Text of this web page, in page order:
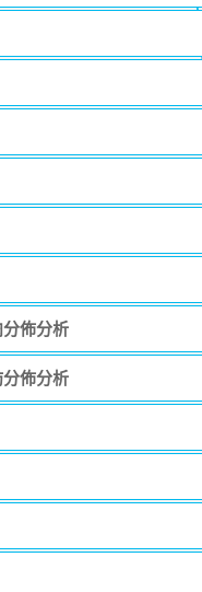
佈分析
佈分析